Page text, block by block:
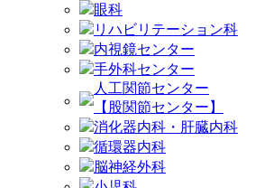
眼科
リハビリテーション科
内視鏡センター
手外科センター
人工関節センター
【股関節センター】
消化器内科・肝臓内科
循環器内科
脳神経外科